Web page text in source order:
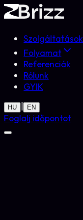
Szolgáltatások
Folyamat
Referenciák
Rólunk
GYIK
HU EN
Foglalj időpontot